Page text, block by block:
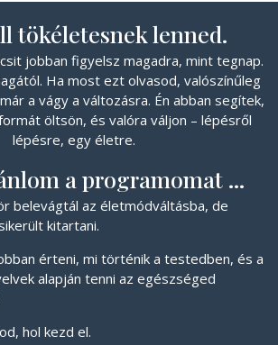
tökéletesnek lenned.
jobban figyelsz magadra, mint tegnap.
Ha most ezt olvasod, valószínűleg
a vágy a változásra. Én abban segítek,
öltsön, és valóra váljon – lépésről
lépésre, egy életre.
a programomat ...
belevágtál az életmódváltásba, de
kitartani.
érteni, mi történik a testedben, és a
alapján tenni az egészséged
hol kezd el.